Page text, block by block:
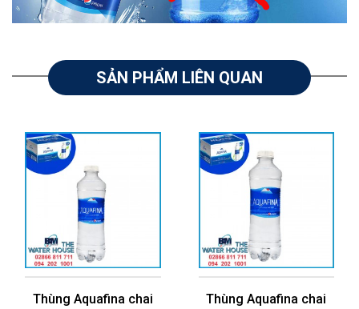
SẢN PHẨM LIÊN QUAN
Thùng Aquafina chai
Thùng Aquafina chai